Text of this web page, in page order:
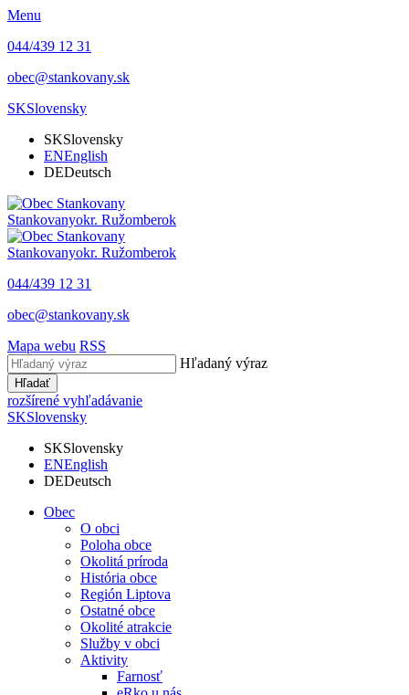
Menu
044/439 12 31
obec@stankovany.sk
SKSlovensky
SKSlovensky
ENEnglish
DEDeutsch
Stankovanyokr. Ružomberok
Stankovanyokr. Ružomberok
044/439 12 31
obec@stankovany.sk
Mapa webu RSS
Hľadaný výraz
Hľadať
rozšírené vyhľadávanie
SKSlovensky
SKSlovensky
ENEnglish
DEDeutsch
Obec
O obci
Poloha obce
Okolitá príroda
História obce
Región Liptova
Ostatné obce
Okolité atrakcie
Služby v obci
Aktivity
Farnosť